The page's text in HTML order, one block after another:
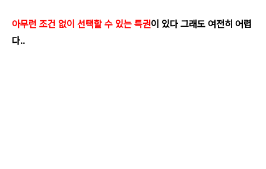
아무런 조건 없이 선택할 수 있는 특권이 있다 그래도 여전히 어렵
다..